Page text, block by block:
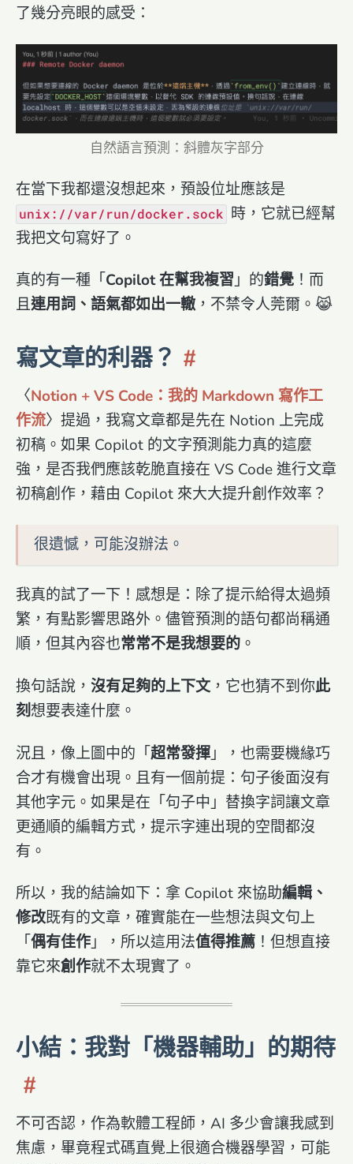
了幾分亮眼的感受：
自然語言預測：斜體灰字部分
在當下我都還沒想起來，預設位址應該是
unix://var/run/docker.sock 時，它就已經幫
我把文句寫好了。
真的有一種「 Copilot 在幫我複習」的錯覺 ！而
且連用詞、語氣都如出一轍 ，不禁令人莞爾。😹
寫文章的利器？
〈Notion + VS Code：我的 Markdown 寫作工
作流〉提過，我寫文章都是先在 Notion 上完成
初稿。如果 Copilot 的文字預測能力真的這麼
強，是否我們應該乾脆直接在 VS Code 進行文章
初稿創作，藉由 Copilot 來大大提升創作效率？
很遺憾，可能沒辦法。
我真的試了一下！感想是：除了提示給得太過頻
繁，有點影響思路外。儘管預測的語句都尚稱通
順，但其內容也常常不是我想要的 。
換句話說， 沒有足夠的上下文，它也猜不到你此
刻想要表達什麼。
況且，像上圖中的「超常發揮」，也需要機緣巧
合才有機會出現。且有一個前提：句子後面沒有
其他字元。如果是在「句子中」替換字詞讓文章
更通順的編輯方式，提示字連出現的空間都沒
有。
所以，我的結論如下：拿 Copilot 來協助編輯、
修改既有的文章，確實能在一些想法與文句上
「偶有佳作」，所以這用法值得推薦 ！但想直接
靠它來創作就不太現實了。
小結：我對「機器輔助」的期待
不可否認，作為軟體工程師，AI 多少會讓我感到
焦慮，畢竟程式碼直覺上很適合機器學習，可能